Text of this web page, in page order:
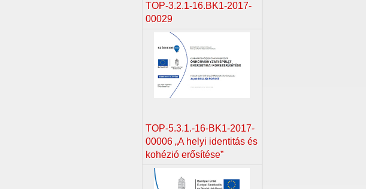
TOP-3.2.1-16.BK1-2017-
00029
TOP-5.3.1.-16-BK1-2017-
00006 „A helyi identitás és
kohézió erősítése”